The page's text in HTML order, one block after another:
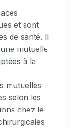
et sont
de santé. Il
mutuelle
à la
mutuelles
selon les
chez le